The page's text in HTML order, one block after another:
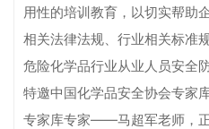
用性的培训教育，以切实帮助
相关法律法规、行业相关标准
危险化学品行业从业人员安全
特邀中国化学品安全协会专家
专家库专家——马超军老师，